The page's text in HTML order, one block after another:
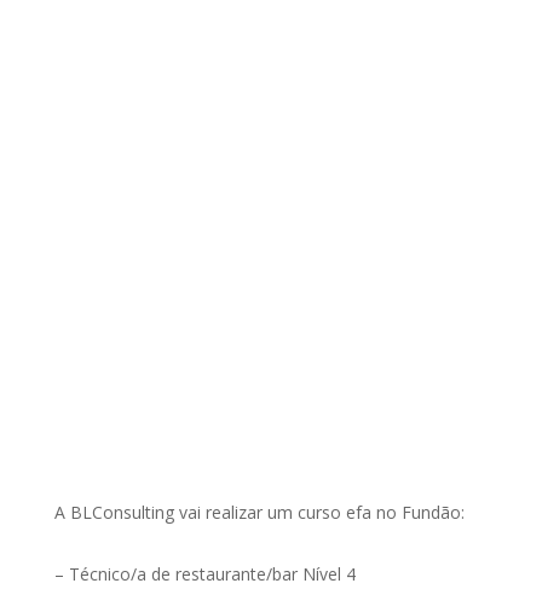
A BLConsulting vai realizar um curso efa no Fundão:
– Técnico/a de restaurante/bar Nível 4